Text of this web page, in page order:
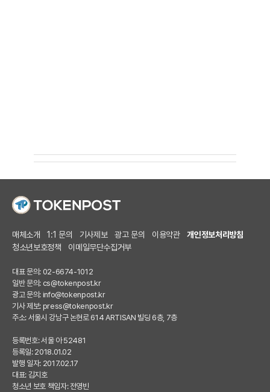
매체소개 1:1 문의 기사제보 광고 문의 이용약관
개인정보처리방침
청소년보호정책
이메일무단수집거부
대표 문의: 02-6674-1012
일반 문의: cs@tokenpost.kr
광고 문의: info@tokenpost.kr
기사 제보: press@tokenpost.kr
주소: 서울시 강남구 논현로 614 ARTISAN 빌딩 6층, 7층
등록번호: 서울 아 52481
등록일: 2018.01.02
발행 일자: 2017.02.17
대표: 김지호
청소년 보호 책임자: 전영빈